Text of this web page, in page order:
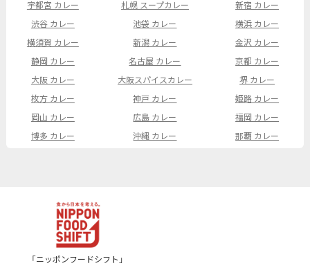
宇都宮 カレー
札幌 スープカレー
新宿 カレー
渋谷 カレー
池袋 カレー
横浜 カレー
横須賀 カレー
新潟 カレー
金沢 カレー
静岡 カレー
名古屋 カレー
京都 カレー
大阪 カレー
大阪スパイスカレー
堺 カレー
枚方 カレー
神戸 カレー
姫路 カレー
岡山 カレー
広島 カレー
福岡 カレー
博多 カレー
沖縄 カレー 那覇 カレー
「ニッポンフードシフト」